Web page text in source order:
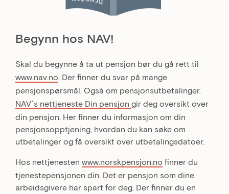
Begynn hos NAV!
Skal du begynne å ta ut pensjon bør du gå rett til
www.nav.no . Der finner du svar på mange
pensjonspørsmål. Også om pensjonsutbetalinger.
NAV´s nettjeneste Din pensjon gir deg oversikt over
din pensjon. Her finner du informasjon om din
pensjonsopptjening, hvordan du kan søke om
utbetalinger og få oversikt over utbetalingsdatoer.
Hos nettjenesten www.norskpensjon.no finner du
tjenestepensjonen din. Det er pensjon som dine
arbeidsgivere har spart for deg. Der finner du en